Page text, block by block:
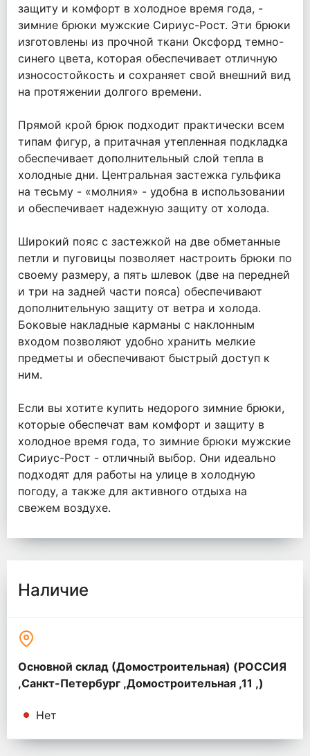
защиту и комфорт в холодное время года, -
зимние брюки мужские Сириус-Рост. Эти брюки
изготовлены из прочной ткани Оксфорд темно-
синего цвета, которая обеспечивает отличную
износостойкость и сохраняет свой внешний вид
на протяжении долгого времени.
Прямой крой брюк подходит практически всем
типам фигур, а притачная утепленная подкладка
обеспечивает дополнительный слой тепла в
холодные дни. Центральная застежка гульфика
на тесьму - «молния» - удобна в использовании
и обеспечивает надежную защиту от холода.
Широкий пояс с застежкой на две обметанные
петли и пуговицы позволяет настроить брюки по
своему размеру, а пять шлевок (две на передней
и три на задней части пояса) обеспечивают
дополнительную защиту от ветра и холода.
Боковые накладные карманы с наклонным
входом позволяют удобно хранить мелкие
предметы и обеспечивают быстрый доступ к
ним.
Если вы хотите купить недорого зимние брюки,
которые обеспечат вам комфорт и защиту в
холодное время года, то зимние брюки мужские
Сириус-Рост - отличный выбор. Они идеально
подходят для работы на улице в холодную
погоду, а также для активного отдыха на
свежем воздухе.
Наличие
Основной склад (Домостроительная) (РОССИЯ
,Санкт-Петербург ,Домостроительная ,11 ,)
Нет